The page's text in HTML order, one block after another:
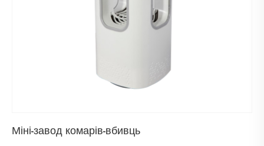
Міні-завод комарів-вбивць